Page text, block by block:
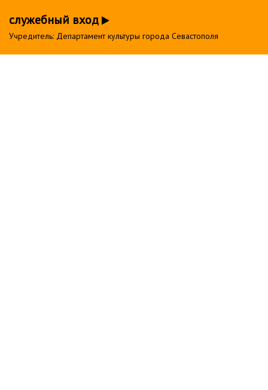
служебный вход
Учредитель: Департамент культуры города Севастополя